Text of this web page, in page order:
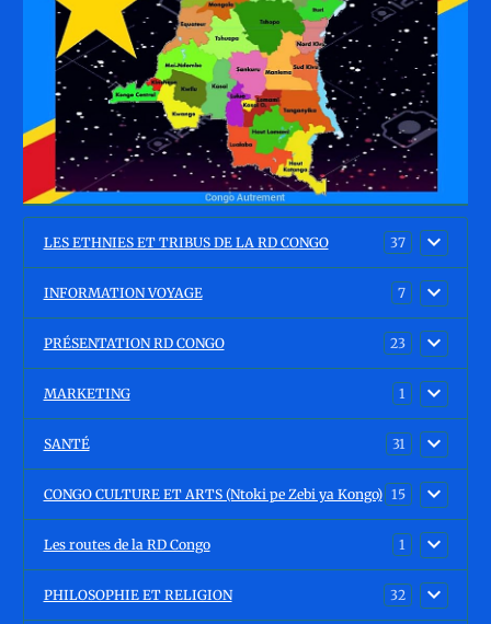
LES ETHNIES ET TRIBUS DE LA RD CONGO 37
INFORMATION VOYAGE 7
PRÉSENTATION RD CONGO 23
MARKETING 1
SANTÉ 31
CONGO CULTURE ET ARTS (Ntoki pe Zebi ya Kongo) 15
Les routes de la RD Congo 1
PHILOSOPHIE ET RELIGION 32